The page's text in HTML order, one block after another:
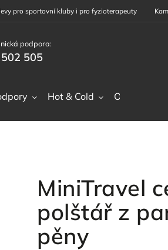
pro sportovní kluby i pro fyzioterapeuty
podpora:
505
Hot & Cold Ostatní
MiniTravel
polštář z
pěny